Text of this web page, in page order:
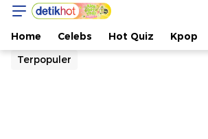
Home Celebs Hot Quiz Kpop
Terpopuler